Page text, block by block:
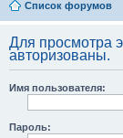
Список форумов
Для просмотра
авторизованы.
Имя пользователя:
Пароль: